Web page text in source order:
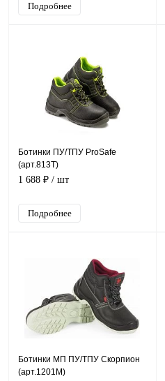
Подробнее
Ботинки ПУ/ТПУ ProSafe
(арт.813Т)
1 688 ₽ / шт
Подробнее
Ботинки МП ПУ/ТПУ Скорпион
(арт.1201М)